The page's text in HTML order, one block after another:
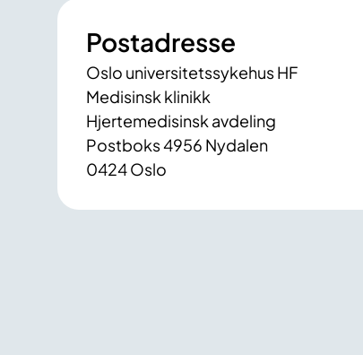
Postadresse
Oslo universitetssykehus HF
Medisinsk klinikk
Hjertemedisinsk avdeling
Postboks 4956 Nydalen
0424 Oslo